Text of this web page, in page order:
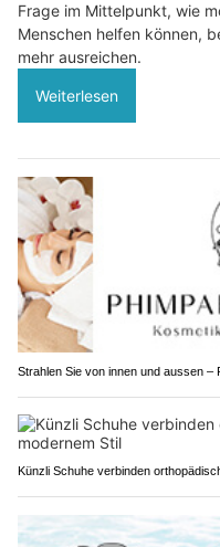
Frage im Mittelpunkt, wie
Menschen helfen können,
mehr ausreichen.
Weiterlesen
Strahlen Sie von innen und aussen –
Künzli Schuhe verbinden